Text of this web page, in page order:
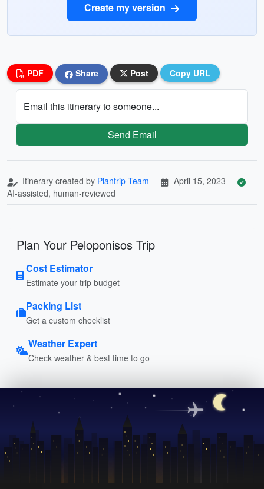
Create my version
PDF Share Post Copy URL
Email this itinerary to someone...
Send Email
Itinerary created by Plantrip Team
April 15, 2023
AI-assisted, human-reviewed
Plan Your Peloponisos Trip
Cost Estimator
Estimate your trip budget
Packing List
Get a custom checklist
Weather Expert
Check weather & best time to go